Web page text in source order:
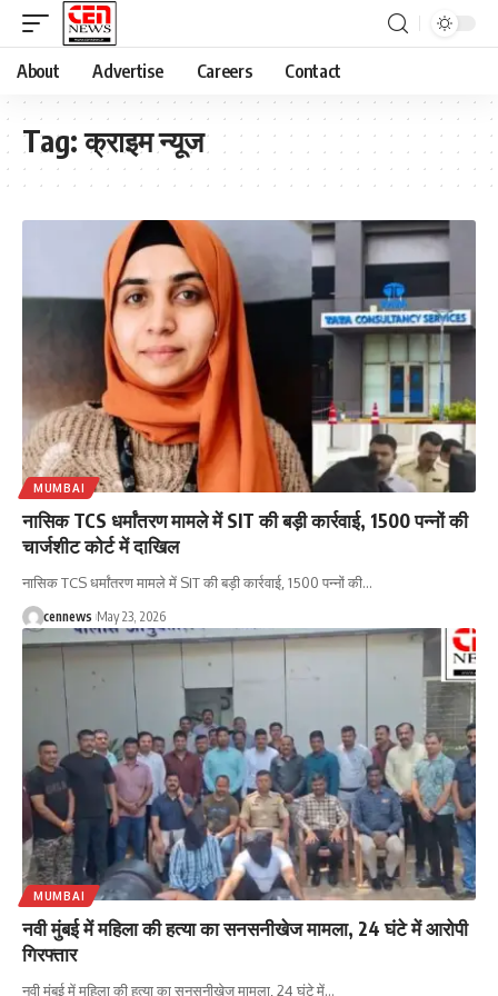
About Advertise Careers Contact
Tag:क्राइम न्यूज
MUMBAI
नासिक TCS धर्मांतरण मामले में SIT की बड़ी कार्रवाई, 1500 पन्नों की
चार्जशीट कोर्ट में दाखिल
नासिक TCS धर्मांतरण मामले में SIT की बड़ी कार्रवाई, 1500 पन्नों की…
cennews May 23, 2026
MUMBAI
नवी मुंबई में महिला की हत्या का सनसनीखेज मामला, 24 घंटे में आरोपी
गिरफ्तार
नवी मुंबई में महिला की हत्या का सनसनीखेज मामला, 24 घंटे में…